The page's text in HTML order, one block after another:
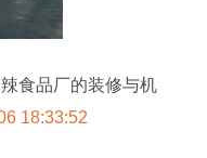
食品厂的装修与机
18:33:52